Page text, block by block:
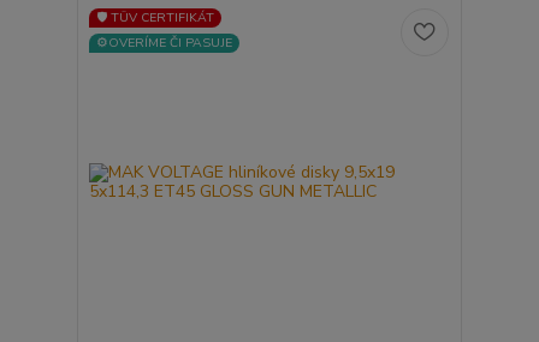
🛡️ TÜV CERTIFIKÁT
⚙️OVERÍME ČI PASUJE